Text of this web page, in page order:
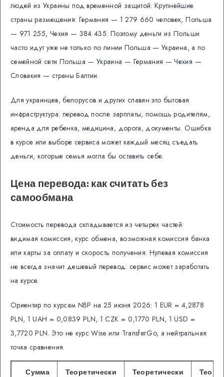
людей из Украины под временной защитой. Крупнейшие
страны размещения: Германия — 1 279 660 человек, Польша
— 971 255, Чехия — 384 435. Поэтому деньги из Польши
часто идут уже не только по линии Польша — Украина, а по
семейной сети Польша — Украина — Германия — Чехия —
Словакия — страны Балтии.
Для украинцев, белорусов и других славян это бытовая
инфраструктура: перевод после зарплаты, помощь родителям,
аренда для ребенка, медицина, дорога, документы. Ошибка
в курсе или выборе сервиса может каждый месяц съедать
деньги, которые семья могла бы оставить себе.
Цена перевода: как считать без
самообмана
Стоимость перевода складывается из четырех частей:
видимая комиссия, курс обмена, возможная комиссия банка
или карты за оплату и скорость получения. Нулевая комиссия
не всегда значит дешевый перевод: сервис может заработать
на курсе.
Ориентир по курсам NBP на 25 июня 2026: 1 EUR = 4,2878
PLN, 1 UAH = 0,0839 PLN, 1 CZK = 0,1770 PLN, 1 USD =
3,7720 PLN. Это не курс Wise или TransferGo, а нейтральная
точка сравнения.
Сумма
Теоретически
Теоретически